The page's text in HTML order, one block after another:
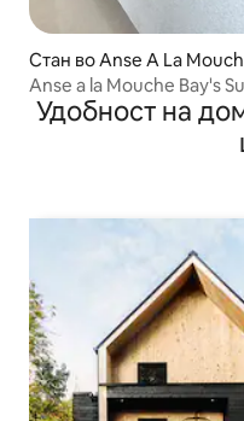
Стан во Anse A La
Anse a la Mouche Bay's
Удобност на